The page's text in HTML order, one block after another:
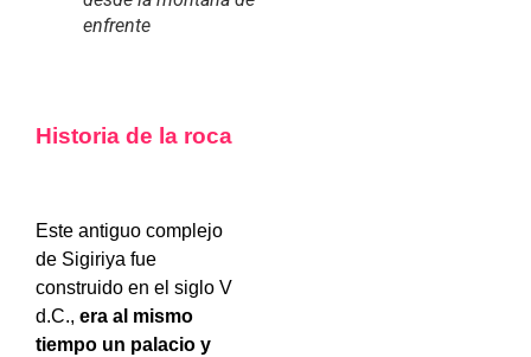
enfrente
Historia de la roca
Este antiguo complejo
de Sigiriya fue
construido en el siglo V
d.C., era al mismo
tiempo un palacio y